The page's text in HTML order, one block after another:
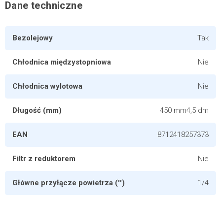
Dane techniczne
Bezolejowy Tak
Chłodnica międzystopniowa Nie
Chłodnica wylotowa Nie
Długość (mm) 450 mm4,5 dm
EAN 8712418257373
Filtr z reduktorem Nie
Główne przyłącze powietrza ('') 1/4